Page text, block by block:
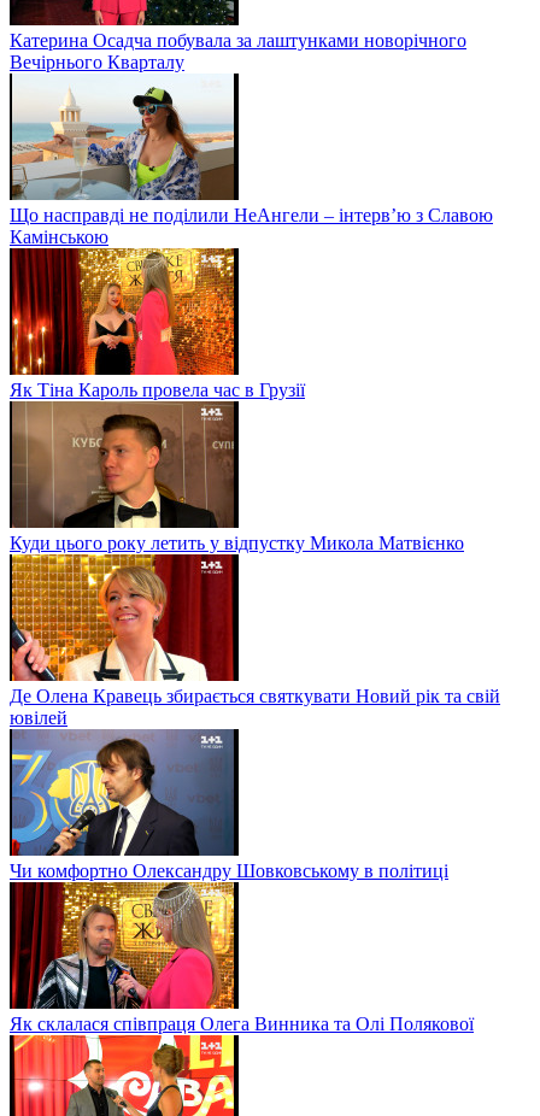
Катерина Осадча побувала за лаштунками новорічного
Вечірнього Кварталу
Що насправді не поділили НеАнгели – інтерв’ю з Славою
Камінською
Як Тіна Кароль провела час в Грузії
Куди цього року летить у відпустку Микола Матвієнко
Де Олена Кравець збирається святкувати Новий рік та свій
ювілей
Чи комфортно Олександру Шовковському в політиці
Як склалася співпраця Олега Винника та Олі Полякової